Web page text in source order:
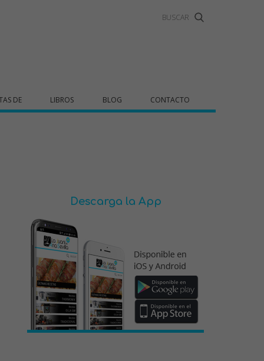
DE LIBROS BLOG CONTACTO
Descarga la App